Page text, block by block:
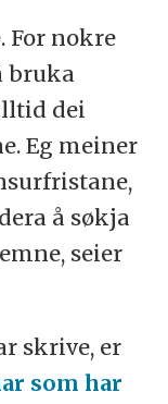
For nokre
bruka
dei
Eg meiner
å søkja
seier
skrive, er
som har